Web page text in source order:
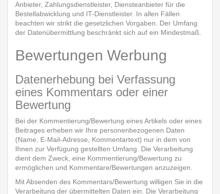
Anbieter, Zahlungsdienstleister, Diensteanbieter für die
Bestellabwicklung und IT-Dienstleister. In allen Fällen
beachten wir strikt die gesetzlichen Vorgaben. Der Umfang
der Datenübermittlung beschränkt sich auf ein Mindestmaß.
Bewertungen Werbung
Datenerhebung bei Verfassung
eines Kommentars oder einer
Bewertung
Bei der Kommentierung/Bewertung eines Artikels oder eines
Beitrages erheben wir Ihre personenbezogenen Daten
(Name, E-Mail-Adresse, Kommentartext) nur in dem von
Ihnen zur Verfügung gestellten Umfang. Die Verarbeitung
dient dem Zweck, eine Kommentierung/Bewertung zu
ermöglichen und Kommentare/Bewertungen anzuzeigen.
Mit Absenden des Kommentars/Bewertung willigen Sie in die
Verarbeitung der übermittelten Daten ein. Die Verarbeitung